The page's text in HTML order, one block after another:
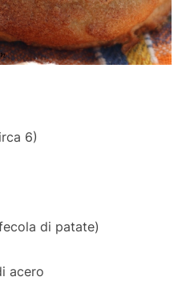
6)
di patate)
acero